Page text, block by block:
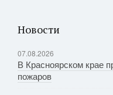
Новости
07.08.2026
В Красноярском крае
пожаров